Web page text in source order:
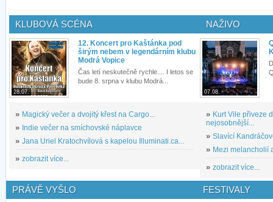
KLUBOVÁ SCÉNA
28.07.
12. Koncert pro Kaštánka pod
širým nebem v legendárním klubu
Modrá Vopice
Čas letí neskutečně rychle.... I letos se
bude 8. srpna v klubu Modrá...
» Magický večer a dvojitý křest na Cargo...
» Indie večer na smíchovské náplavce
» Jana Uriel Kratochvílová s kapelou Illuminati.ca...
» zobrazit více...
NAŽIVO
07.08.
» Kurt Vile přiveze
nejosobnější...
» Slavící
» Mezi melancholií
» zobrazit více...
PRÁVĚ VYŠLO FESTIVALY